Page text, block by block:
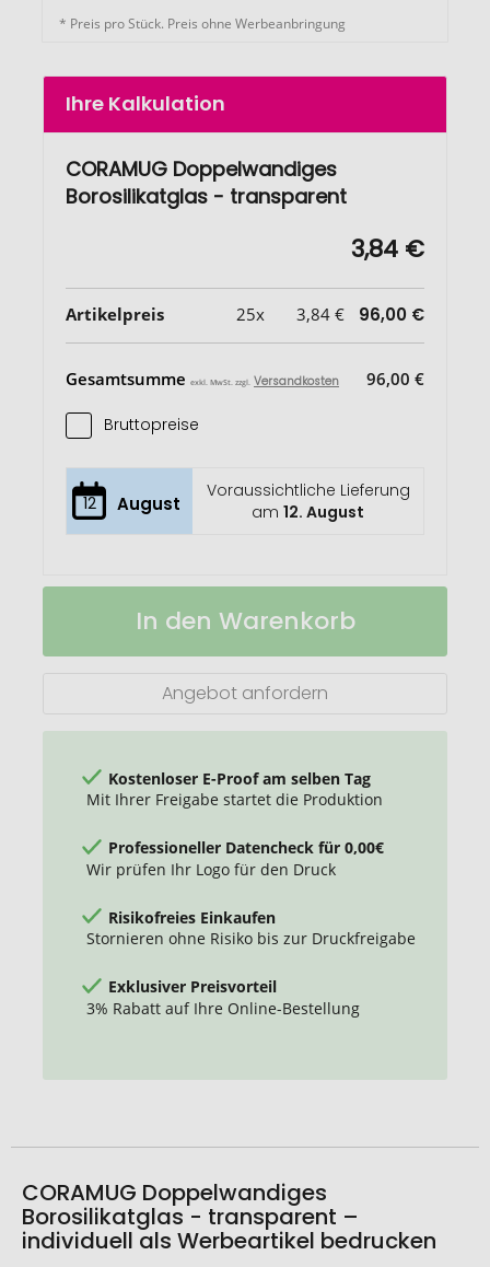
* Preis pro Stück. Preis ohne Werbeanbringung
Ihre Kalkulation
CORAMUG Doppelwandiges
Borosilikatglas - transparent
3,84 €
Artikelpreis 25x 3,84 € 96,00 €
Gesamtsumme exkl. MwSt. zzgl. Versandkosten 96,00 €
Bruttopreise
12 August
Voraussichtliche Lieferung
am12. August
CORAMUG
Doppelwandiges
Auf
In den Warenkorb
Angebot anfordern
Kostenloser E-Proof am selben Tag
Mit Ihrer Freigabe startet die Produktion
Professioneller Datencheck für 0,00€
Wir prüfen Ihr Logo für den Druck
Risikofreies Einkaufen
Stornieren ohne Risiko bis zur Druckfreigabe
Exklusiver Preisvorteil
3% Rabatt auf Ihre Online-Bestellung
CORAMUG Doppelwandiges
Borosilikatglas - transparent –
individuell als Werbeartikel bedrucken